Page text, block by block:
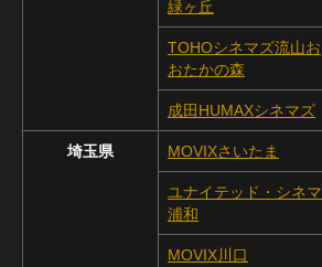
緑ヶ丘
TOHOシネマズ流山お
おたかの森
成田HUMAXシネマズ
埼玉県 MOVIXさいたま
ユナイテッド・シネマ
浦和
MOVIX川口